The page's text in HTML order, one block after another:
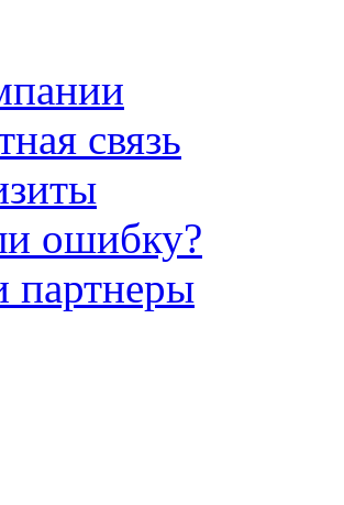
связь
ошибку?